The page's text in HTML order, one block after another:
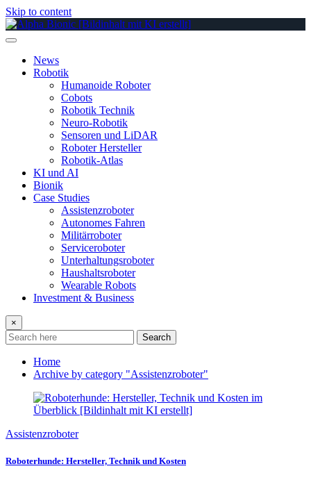
Skip to content
News
Robotik
Humanoide Roboter
Cobots
Robotik Technik
Neuro-Robotik
Sensoren und LiDAR
Roboter Hersteller
Robotik-Atlas
KI und AI
Bionik
Case Studies
Assistenzroboter
Autonomes Fahren
Militärroboter
Serviceroboter
Unterhaltungsroboter
Haushaltsroboter
Wearable Robots
Investment & Business
×
Search
Home
Archive by category "Assistenzroboter"
Assistenzroboter
Roboterhunde: Hersteller, Technik und Kosten